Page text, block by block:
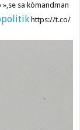
sa kòmandman
https://t.co/